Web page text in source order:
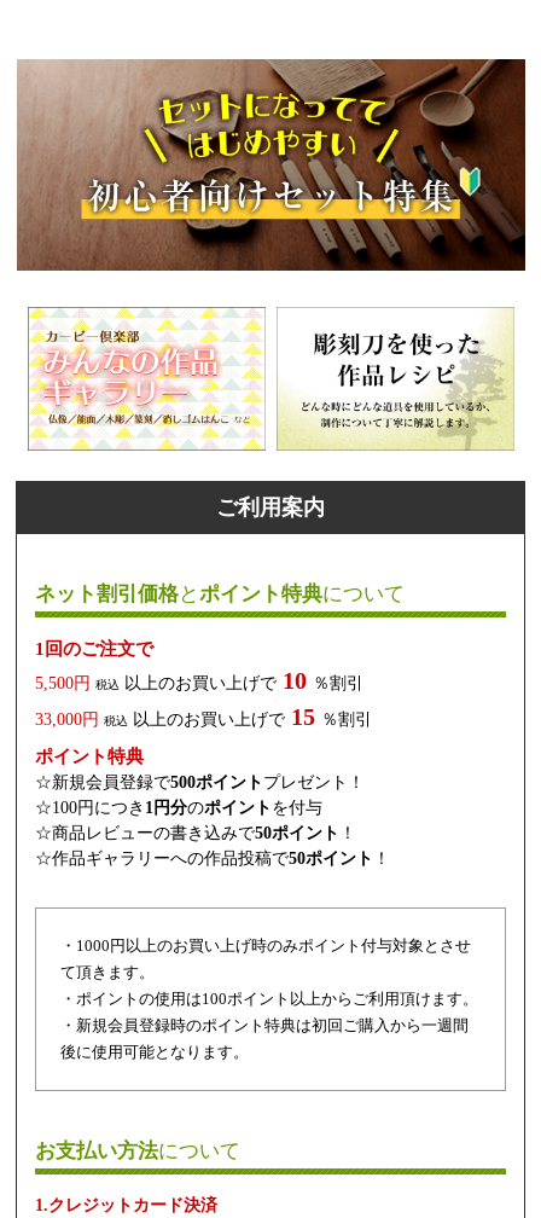
ご利用案内
ネット割引価格とポイント特典について
1回のご注文で
5,500円 税込 以上のお買い上げで 10 ％割引
33,000円 税込 以上のお買い上げで 15 ％割引
ポイント特典
☆新規会員登録で500ポイント プレゼント！
☆100円につき 1円分のポイント を付与
☆商品レビューの書き込みで50ポイント ！
☆作品ギャラリーへの作品投稿で50ポイント ！
・1000円以上のお買い上げ時のみポイント付与対象とさせ
て頂きます。
・ポイントの使用は100ポイント以上からご利用頂けます。
・新規会員登録時のポイント特典は初回ご購入から一週間
後に使用可能となります。
お支払い方法について
1.クレジットカード決済